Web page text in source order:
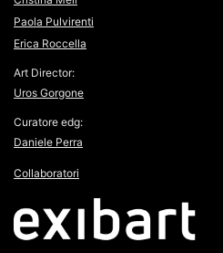
Paola Pulvirenti
Erica Roccella
Art Director:
Uros Gorgone
Curatore edg:
Daniele Perra
Collaboratori